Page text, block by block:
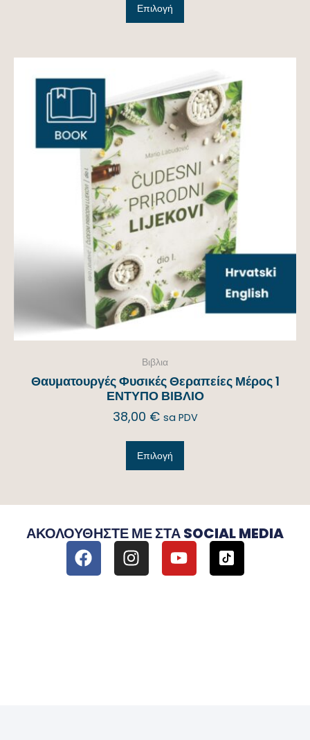
Επιλογή
Βιβλια
Θαυματουργές Φυσικές Θεραπείες Μέρος 1
ΕΝΤΥΠΟ ΒΙΒΛΙΟ
38,00 € sa PDV
Επιλογή
ΑΚΟΛΟΥΘΉΣΤΕ ΜΕ ΣΤΑ SOCIAL MEDIA